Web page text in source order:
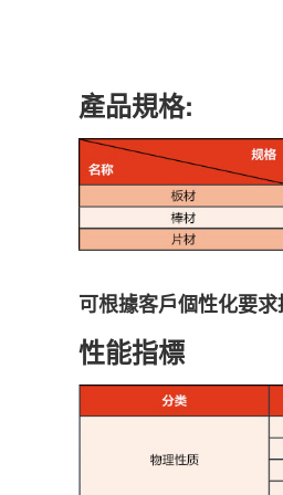
產品規格:
可根據客戶個性化要
性能指標